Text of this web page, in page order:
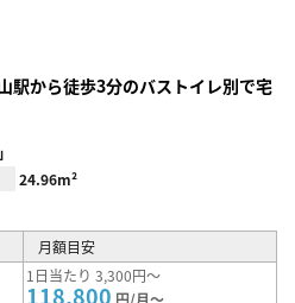
駅から徒歩3分のバストイレ別で宅
24.96m²
月額目安
1日当たり 3,300円～
118,800 円/月～